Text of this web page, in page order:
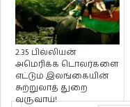
2.35 பில்லியன்
அமெரிக்க டொலர்களை
எட்டும் இலங்கையின்
சுற்றுலாத் துறை
வருவாய்!